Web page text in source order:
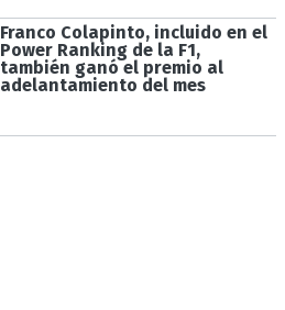
Franco Colapinto, incluido en el
Power Ranking de la F1,
también ganó el premio al
adelantamiento del mes